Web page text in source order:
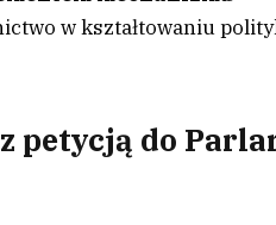
w kształtowaniu
petycją do